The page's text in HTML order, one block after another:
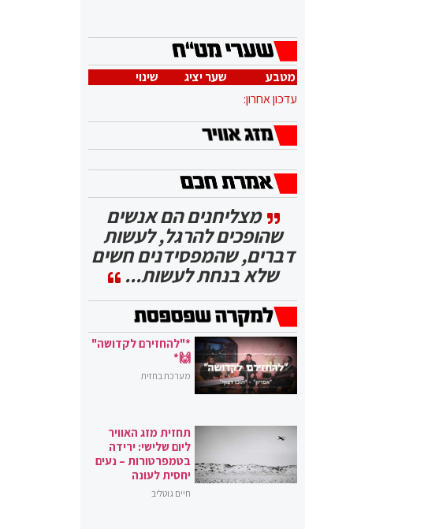
מטבע שער יציג
שינוי
עדכון אחרון:
מצליחנים הם אנשים
שהופכים להרגל, לעשות
דברים, שהמפסידנים חשים
שלא בנחת לעשות...
*"להחזירם לקדושה"
🙌*
מערכת בחזית
תחזית מזג האוויר
ליום שלישי: ירידה
בטמפרטורות – נעים
יחסית לעונה
חיים גוטליב